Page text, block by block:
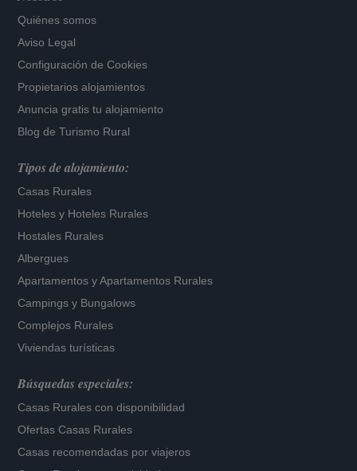
Quiénes somos
Aviso Legal
Configuración de Cookies
Propietarios alojamientos
Anuncia gratis tu alojamiento
Blog de Turismo Rural
Tipos de alojamiento:
Casas Rurales
Hoteles y Hoteles Rurales
Hostales Rurales
Albergues
Apartamentos yApartamentos Rurales
Campings y Bungalows
Complejos Rurales
Viviendas turísticas
Búsquedas especiales:
Casas Rurales con disponibilidad
Ofertas Casas Rurales
Casas recomendadas por viajeros